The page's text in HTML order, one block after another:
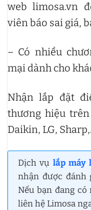
web limosa.vn
viên báo sai giá,
– Có nhiều
mại dành cho
Nhận lắp đặt
thương hiệu
Daikin, LG,
Dịch vụ lắp máy
nhận được đánh
Nếu bạn đang
liên hệ Limosa